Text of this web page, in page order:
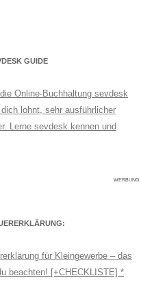
GUIDE
Online-Buchhaltung sevdesk
lohnt, sehr ausführlicher
Lerne sevdesk kennen und
WERBUNG
für Kleingewerbe – das
beachten! [+CHECKLISTE]